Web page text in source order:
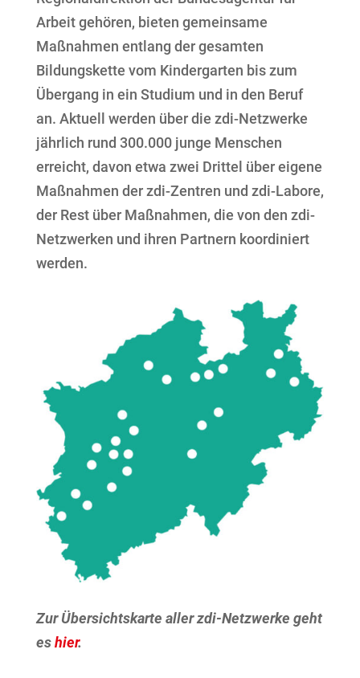
Arbeit gehören, bieten gemeinsame
Maßnahmen entlang der gesamten
Bildungskette vom Kindergarten bis zum
Übergang in ein Studium und in den Beruf
an. Aktuell werden über die zdi-Netzwerke
jährlich rund 300.000 junge Menschen
erreicht, davon etwa zwei Drittel über eigene
Maßnahmen der zdi-Zentren und zdi-Labore,
der Rest über Maßnahmen, die von den zdi-
Netzwerken und ihren Partnern koordiniert
werden.
Zur Übersichtskarte aller zdi-Netzwerke geht
eshier.